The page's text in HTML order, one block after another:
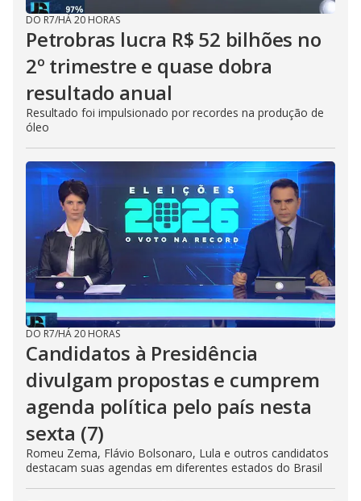
DO R7/HÁ 20 HORAS
Petrobras lucra R$ 52 bilhões no
2º trimestre e quase dobra
resultado anual
Resultado foi impulsionado por recordes na produção de
óleo
DO R7/HÁ 20 HORAS
Candidatos à Presidência
divulgam propostas e cumprem
agenda política pelo país nesta
sexta (7)
Romeu Zema, Flávio Bolsonaro, Lula e outros candidatos
destacam suas agendas em diferentes estados do Brasil